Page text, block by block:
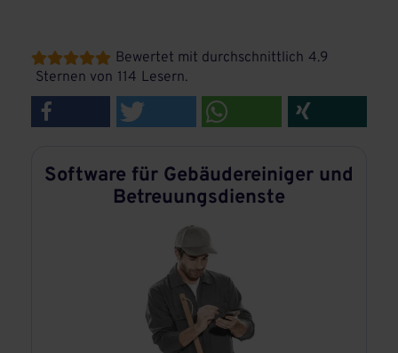
 Bewertet mit durchschnittlich 4.9
Sternen von 114 Lesern.
Software für Gebäudereiniger und
Betreuungsdienste